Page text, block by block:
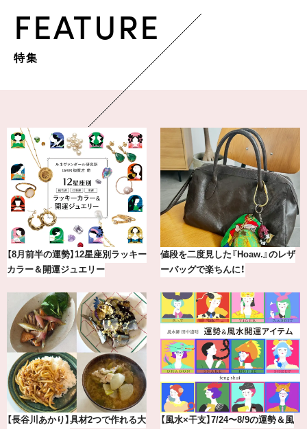
FEATURE
特集
【8月前半の運勢】12星座別ラッキー
カラー＆開運ジュエリー
値段を二度見した『Hoaw.』のレザ
ーバッグで楽ちんに！
【長谷川あかり】具材2つで作れる大
【風水×干支】7/24〜8/9の運勢＆風